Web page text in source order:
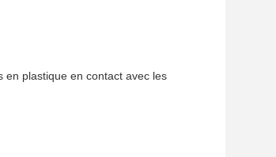
en plastique en contact avec les